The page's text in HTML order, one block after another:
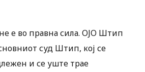
е во правна сила. ОЈО Штип
суд Штип, кој се
и се уште трае